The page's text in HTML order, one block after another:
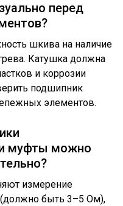
перед
шкива на наличие
Катушка должна
и коррозии
подшипник
элементов.
муфты можно
измерение
быть 3–5 Ом),